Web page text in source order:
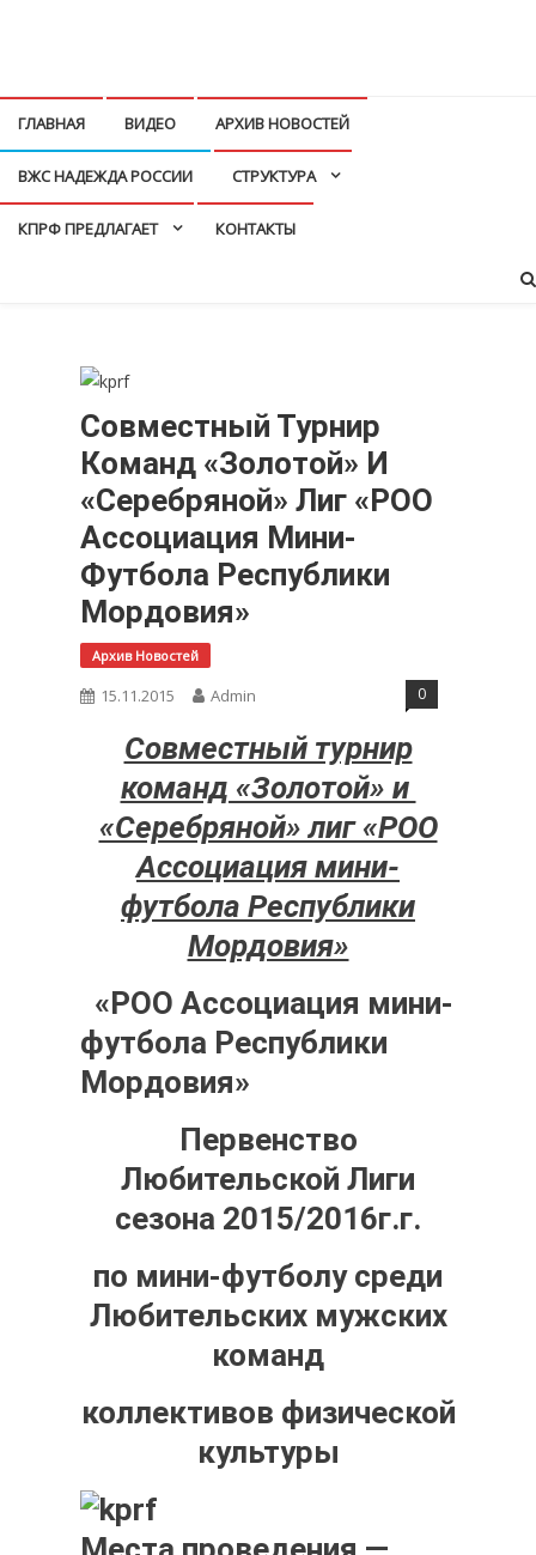
ГЛАВНАЯ ВИДЕО АРХИВ НОВОСТЕЙ
ВЖС НАДЕЖДА РОССИИ СТРУКТУРА
КПРФ ПРЕДЛАГАЕТ КОНТАКТЫ
Совместный Турнир
Команд «Золотой» И
«Серебряной» Лиг «РОО
Ассоциация Мини-
Футбола Республики
Мордовия»
Архив Новостей
15.11.2015 Admin 0
Совместный турнир
команд «Золотой» и
«Серебряной» лиг «РОО
Ассоциация мини-
футбола Республики
Мордовия»
«РОО Ассоциация мини-
футбола Республики
Мордовия»
Первенство
Любительской Лиги
сезона 2015/2016г.г.
по мини-футболу среди
Любительских мужских
команд
коллективов физической
культуры